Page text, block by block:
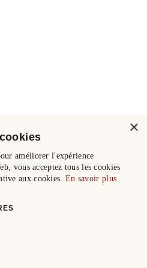
×
améliorer l'expérience
vous acceptez tous les cookies
aux cookies. En savoir plus